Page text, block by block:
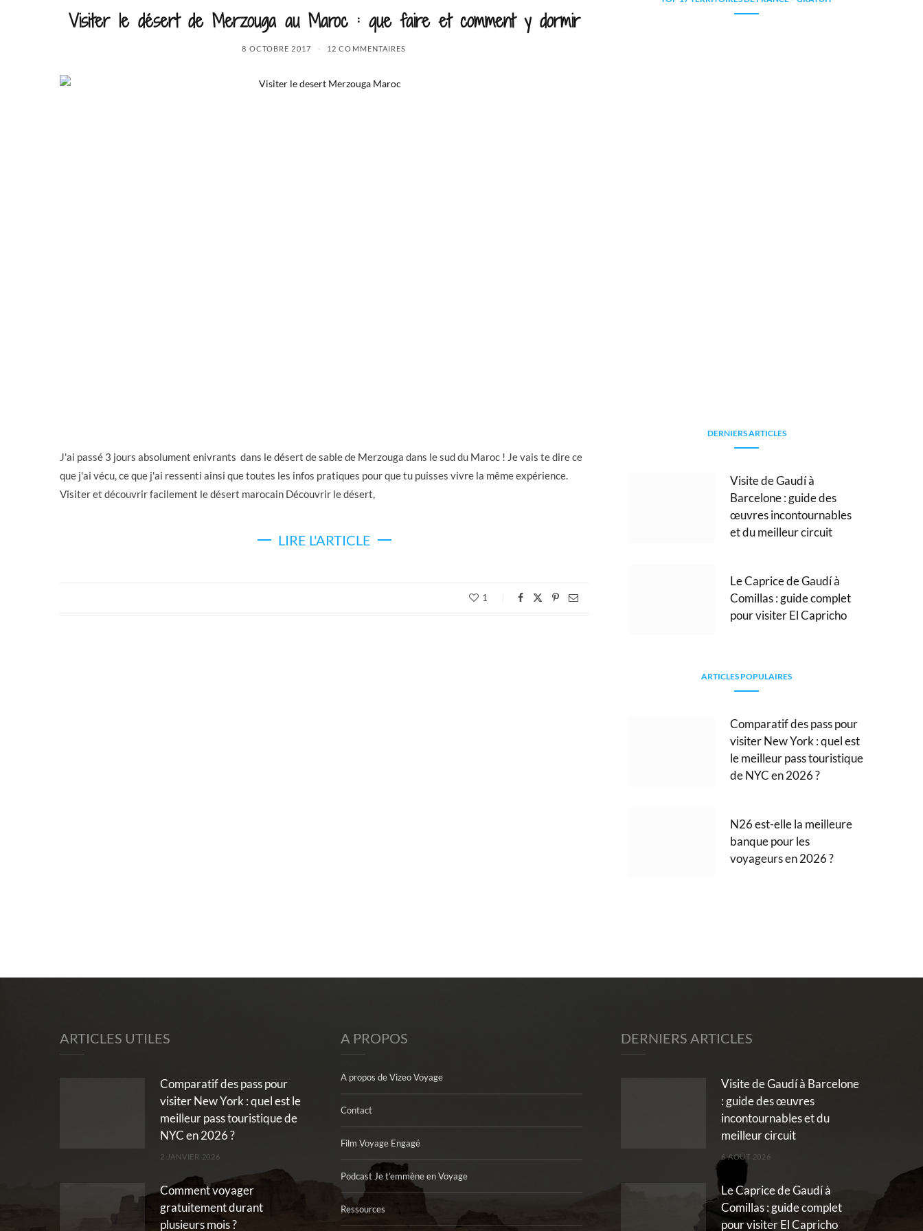
Visiter le désert de Merzouga au Maroc : que faire et comment y dormir
8 OCTOBRE 2017 12 COMMENTAIRES
J'ai passé 3 jours absolument enivrants dans le désert de sable de Merzouga dans le sud du Maroc ! Je vais te dire ce
que j'ai vécu, ce que j'ai ressenti ainsi que toutes les infos pratiques pour que tu puisses vivre la même expérience.
Visiter et découvrir facilement le désert marocain Découvrir le désert,
LIRE L'ARTICLE
1
DERNIERS ARTICLES
Visite de Gaudí à
Barcelone : guide des
œuvres incontournables
et du meilleur circuit
Le Caprice de Gaudí à
Comillas : guide complet
pour visiter El Capricho
ARTICLES POPULAIRES
Comparatif des pass pour
visiter New York : quel est
le meilleur pass touristique
de NYC en 2026 ?
N26 est-elle la meilleure
banque pour les
voyageurs en 2026 ?
ARTICLES UTILES
Comparatif des pass pour
visiter New York : quel est le
meilleur pass touristique de
NYC en 2026 ?
2 JANVIER 2026
Comment voyager
gratuitement durant
plusieurs mois ?
A PROPOS
A propos de Vizeo Voyage
Contact
Film Voyage Engagé
Podcast Je t’emmène en Voyage
Ressources
DERNIERS ARTICLES
Visite de Gaudí à Barcelone
: guide des œuvres
incontournables et du
meilleur circuit
6 AOÛT 2026
Le Caprice de Gaudí à
Comillas : guide complet
pour visiter El Capricho